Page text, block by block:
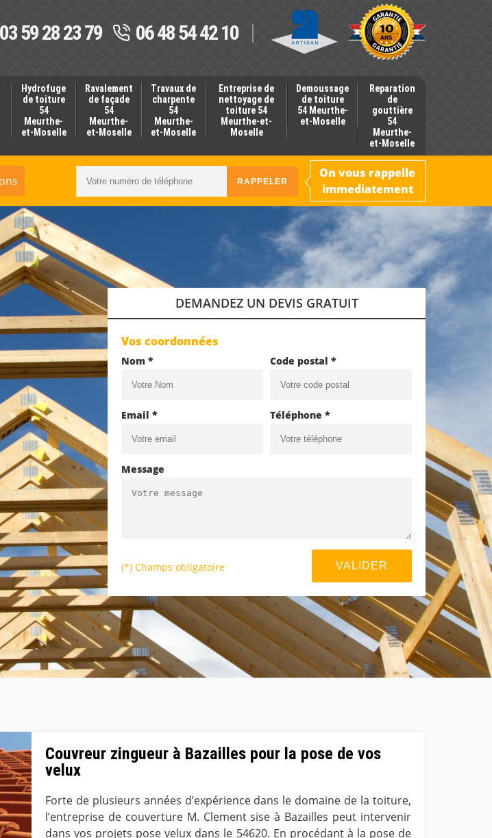
03 59 28 23 79 06 48 54 42 10
Hydrofuge
de toiture
54
Meurthe-
et-Moselle
Ravalement
de façade
54
Meurthe-
et-Moselle
Travaux de
charpente
54
Meurthe-
et-Moselle
Entreprise de
nettoyage de
toiture 54
Meurthe-et-
Moselle
Demoussage
de toiture
54 Meurthe-
et-Moselle
Reparation
de
gouttière
54
Meurthe-
et-Moselle
On vous rappelle
immediatement
DEMANDEZ UN DEVIS GRATUIT
Vos coordonnées
Nom * Code postal *
Email * Téléphone *
Message
(*) Champs obligatoire
Couvreur zingueur à Bazailles pour la pose de vos
velux
Forte de plusieurs années d’expérience dans le domaine de la toiture,
l’entreprise de couverture M. Clement sise à Bazailles peut intervenir
dans vos projets pose velux dans le 54620. En procédant à la pose de